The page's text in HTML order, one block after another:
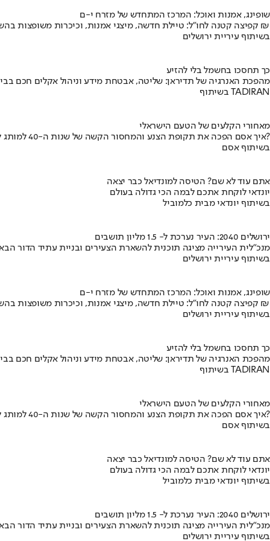
שופינג, אמנות ואוכל: המרכז המתחדש של מזרח י-ם
קפיצה קטנה לחו"ל: טיילת חדשה, מיצגי אמנות, וכיכרות משופצות בהשקעה של 100 מיליון ₪
בשיתוף עיריית ירושלים
כך תחסכו בחשמל בלי להזיע
מהפכת האנרגיה של תדיראן: שליטה, אבטחת מידע וניהול אקלים חכם
בשיתוף TADIRAN
מאחורי הקלעים של הטעם הישראלי
איך אסם הפכה את תקופת הצנע והמחסור הקשה של שנות ה-40 למותג לאומי?
בשיתוף אסם
אתם עוד לא שם? הטיסה למונדיאל כבר יצאה
יונדאי לוקחת אתכם לבמה הכי גדולה בעולם
בשיתוף יונדאי מבית כלמוביל
ירושלים 2040: העיר נערכת ל- 1.5 מליון תושבים
מנכ"לית העירייה מציגה תוכנית להשארת הצעירים ובניית עתיד הדור
בשיתוף עיריית ירושלים
שופינג, אמנות ואוכל: המרכז המתחדש של מזרח י-ם
קפיצה קטנה לחו"ל: טיילת חדשה, מיצגי אמנות, וכיכרות משופצות בהשקעה של 100 מיליון ₪
בשיתוף עיריית ירושלים
כך תחסכו בחשמל בלי להזיע
מהפכת האנרגיה של תדיראן: שליטה, אבטחת מידע וניהול אקלים חכם
בשיתוף TADIRAN
מאחורי הקלעים של הטעם הישראלי
איך אסם הפכה את תקופת הצנע והמחסור הקשה של שנות ה-40 למותג לאומי?
בשיתוף אסם
אתם עוד לא שם? הטיסה למונדיאל כבר יצאה
יונדאי לוקחת אתכם לבמה הכי גדולה בעולם
בשיתוף יונדאי מבית כלמוביל
ירושלים 2040: העיר נערכת ל- 1.5 מליון תושבים
מנכ"לית העירייה מציגה תוכנית להשארת הצעירים ובניית עתיד הדור
בשיתוף עיריית ירושלים